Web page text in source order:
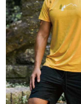
Had kredit yang
yang dikenakan
pada halaman
Jika transaksi tidak
dibuat, atau jika
akan dibatalkan
peringkat "semakan
tidak dipenuhi;
AFTEE.
5. Tiada bayaran
pembayaran di
dalam talian
AFTEE.
Sila ambil perhatian
bagaimanapun, bagi
dan mendaftar
sehingga 45 hari.
NT$1,000 atau
付款後全家取貨
NT$100/pesanan
NT$1,000 atau
7-11取貨付款
NT$100/pesanan |